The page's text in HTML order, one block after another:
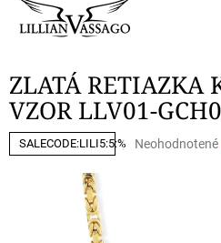
ZLATÁ RETIAZKA
VZOR LLV01-
SALECODE:LILI5:5:%
Priemerné
Neohodnotené